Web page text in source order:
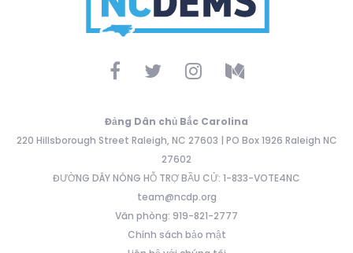
Đảng Dân chủ Bắc Carolina
220 Hillsborough Street Raleigh, NC 27603 | PO Box 1926 Raleigh NC
27602
ĐƯỜNG DÂY NÓNG HỖ TRỢ BẦU CỬ: 1-833-VOTE4NC
team@ncdp.org
Văn phòng: 919-821-2777
Chính sách bảo mật